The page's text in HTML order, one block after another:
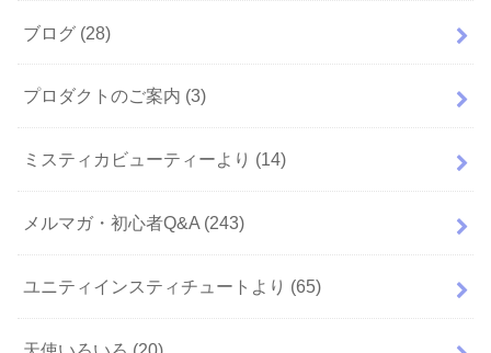
ブログ (28)
プロダクトのご案内 (3)
ミスティカビューティーより (14)
メルマガ・初心者Q&A (243)
ユニティインスティチュートより (65)